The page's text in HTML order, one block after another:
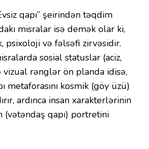
qapı” şeirindən təqdim
misralar isə demək olar ki,
psixoloji və fəlsəfi zirvəsidir.
sosial statuslar (aciz,
vizual rənglər ön planda idisə,
metaforasını kosmik (göy üzü)
ardınca insan xarakterlərinin
qapı) portretini